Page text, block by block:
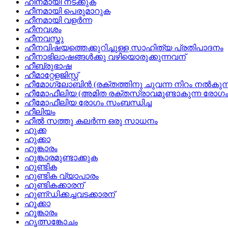
ഹീനമായി നടക്കുക
ഹീനമായി പെരുമാറുക
ഹീനമായി വളര്‍ന്ന
ഹീനവശം
ഹീനവസ്തു
ഹീനവിഷയത്തെക്കുറിച്ചുള്ള സാഹിത്യ പ്രതിപാദനം
ഹീനാഭിലാഷങ്ങള്‍ക്കു വഴിയൊരുക്കുന്നവന്
ഹീബ്രുഭാഷ
ഹീമാറ്റേളജിസ്റ്റ്
ഹീമോഗ്ലോബിന്‍ (രക്തത്തിനു ചുവന്ന നിറം
ഹീമോഫീലിയ (അമിത രക്തസ്രാവമുണ്ടാകുന്ന
ഹീമോഫീലിയ രോഗം സംബന്ധിച്ച
ഹീലിയം
ഹീല്‍ സത്തു കലര്‍ന്ന ഒരു സാധനം
ഹുക്ക
ഹുക്കാ
ഹുങ്കാരം
ഹുങ്കാരമുണ്ടാക്കുക
ഹുണ്ടിക
ഹുണ്ടിക വ്യാപാരം
ഹുണ്ടികക്കാരന്
ഹുണ്‌ഡിക്കച്ചവടക്കാരന്
ഹൂക്കാ
ഹൂങ്കാരം
ഹൃത്സങ്കോചം